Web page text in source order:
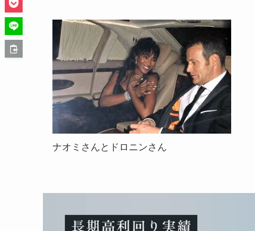
ナオミさんとドロニンさん